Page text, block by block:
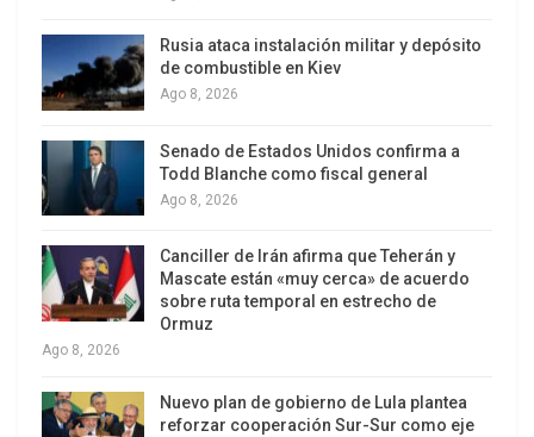
de Washington mostró que la multimillonariez se
desplazó de manera notable hacia la región
Ahora EE.UU. (442 multimillonarios) viene
escoltado por China (122, cero en 1995) y Rusia
(110). En cuarto lugar se encuentra Alemania (58),
seguida de India (55), Brasil (46), Turquía (43),
Hong Kong (39) y el Reino Unido (38). Resulta que
hay más en Turquía que en cualquier otro país
Claro que no hay winners sin losers. “El
Rusia ataca instalación militar y depósito
de combustible en Kiev
Ago 8, 2026
Senado de Estados Unidos confirma a
Todd Blanche como fiscal general
Ago 8, 2026
Canciller de Irán afirma que Teherán y
Mascate están «muy cerca» de acuerdo
sobre ruta temporal en estrecho de
Ormuz
Ago 8, 2026
Nuevo plan de gobierno de Lula plantea
reforzar cooperación Sur-Sur como eje